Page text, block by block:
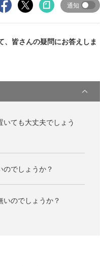
通知
、皆さんの疑問にお答えしま
ても大丈夫でしょう
でしょうか？
のでしょうか？